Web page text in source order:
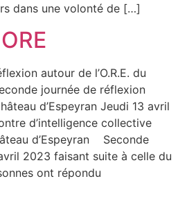
dans une volonté de […]
autour de l’O.R.E. du
journée de réflexion
d’Espeyran Jeudi 13 avril
d’intelligence collective
d’Espeyran Seconde
2023 faisant suite à celle du
ont répondu